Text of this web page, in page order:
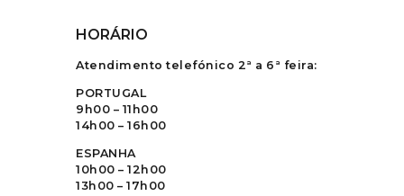
HORÁRIO
Atendimento telefónico 2ª a 6ª feira:
PORTUGAL
9h00 – 11h00
14h00 – 16h00
ESPANHA
10h00 – 12h00
13h00 – 17h00